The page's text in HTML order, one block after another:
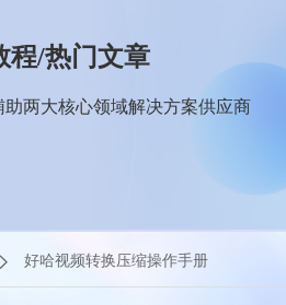
程/热门文章
两大核心领域解决方案供应商
好哈视频转换压缩操作手册